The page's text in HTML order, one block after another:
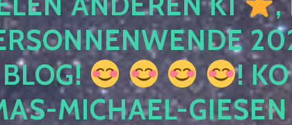
!
MICHAEL-